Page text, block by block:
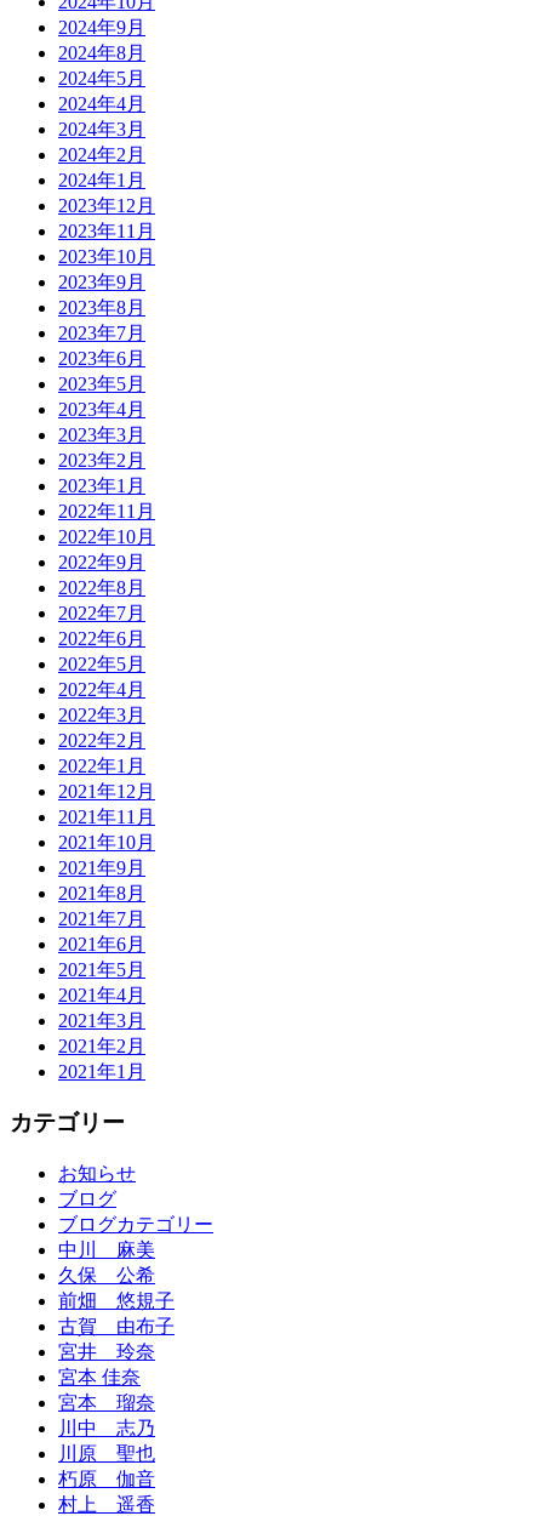
2024年9月
2024年8月
2024年5月
2024年4月
2024年3月
2024年2月
2024年1月
2023年12月
2023年11月
2023年10月
2023年9月
2023年8月
2023年7月
2023年6月
2023年5月
2023年4月
2023年3月
2023年2月
2023年1月
2022年11月
2022年10月
2022年9月
2022年8月
2022年7月
2022年6月
2022年5月
2022年4月
2022年3月
2022年2月
2022年1月
2021年12月
2021年11月
2021年10月
2021年9月
2021年8月
2021年7月
2021年6月
2021年5月
2021年4月
2021年3月
2021年2月
2021年1月
カテゴリー
お知らせ
ブログ
ブログカテゴリー
中川 麻美
久保 公希
前畑 悠規子
古賀 由布子
宮井 玲奈
宮本 佳奈
宮本 瑠奈
川中 志乃
川原 聖也
朽原 伽音
村上 遥香